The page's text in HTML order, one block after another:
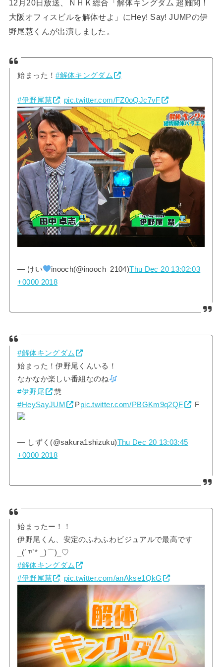
12月20日放送、ＮＨＫ総合「解体キングダム 超難関！
大阪オフィスビルを解体せよ」にHey! Say! JUMPの伊
野尾慧くんが出演しました。
始まった！#解体キングダム
#伊野尾慧 pic.twitter.com/FZ0oQJc7vF
— けい inooch(@inooch_2104)Thu Dec 20 13:02:03
+0000 2018
#解体キングダム
始まった！伊野尾くんいる！
なかなか楽しい番組なのね
#伊野尾
慧
#HeySayJUM
Ppic.twitter.com/PBGKm9q2QF F
— しずく(@sakura1shizuku)Thu Dec 20 13:03:45
+0000 2018
始まったー！！
伊野尾くん、安定のふわふわビジュアルで最高です
_(´ཫ`* _)⌒)_♡
#解体キングダム
#伊野尾慧
pic.twitter.com/anAkse1QkG